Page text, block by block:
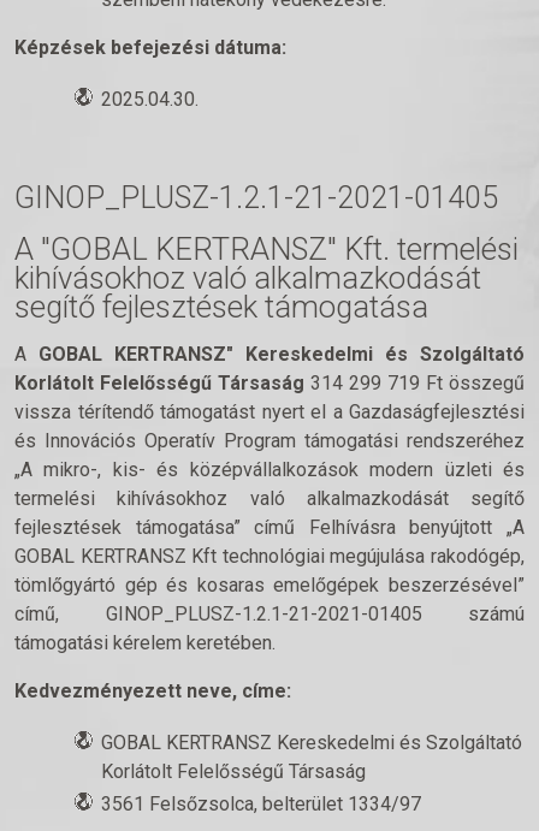
Képzések befejezési dátuma:
2025.04.30.
GINOP_PLUSZ-1.2.1-21-2021-01405
A "GOBAL KERTRANSZ" Kft. termelési
kihívásokhoz való alkalmazkodását
segítő fejlesztések támogatása
A GOBAL KERTRANSZ" Kereskedelmi és Szolgáltató
Korlátolt Felelősségű Társaság 314 299 719 Ft összegű
vissza térítendő támogatást nyert el a Gazdaságfejlesztési
és Innovációs Operatív Program támogatási rendszeréhez
„A mikro-, kis- és középvállalkozások modern üzleti és
termelési kihívásokhoz való alkalmazkodását segítő
fejlesztések támogatása” című Felhívásra benyújtott „A
GOBAL KERTRANSZ Kft technológiai megújulása rakodógép,
tömlőgyártó gép és kosaras emelőgépek beszerzésével”
című, GINOP_PLUSZ-1.2.1-21-2021-01405 számú
támogatási kérelem keretében.
Kedvezményezett neve, címe:
GOBAL KERTRANSZ Kereskedelmi és Szolgáltató
Korlátolt Felelősségű Társaság
3561 Felsőzsolca, belterület 1334/97